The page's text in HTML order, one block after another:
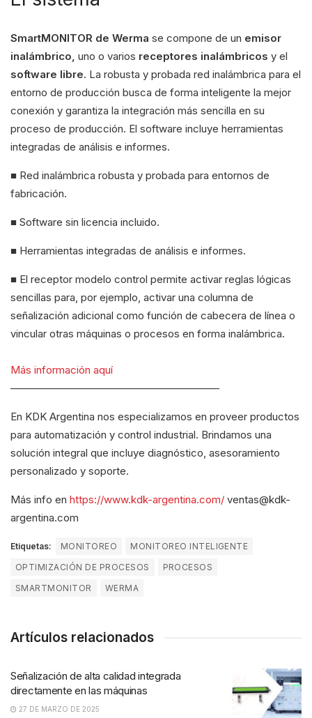
SmartMONITOR de Werma se compone de un emisor
inalámbrico, uno o varios receptores inalámbricos y el
software libre. La robusta y probada red inalámbrica para el
entorno de producción busca de forma inteligente la mejor
conexión y garantiza la integración más sencilla en su
proceso de producción. El software incluye herramientas
integradas de análisis e informes.
■ Red inalámbrica robusta y probada para entornos de
fabricación.
■ Software sin licencia incluido.
■ Herramientas integradas de análisis e informes.
■ El receptor modelo control permite activar reglas lógicas
sencillas para, por ejemplo, activar una columna de
señalización adicional como función de cabecera de línea o
vincular otras máquinas o procesos en forma inalámbrica.
Más información aquí
————————————————————
En KDK Argentina nos especializamos en proveer productos
para automatización y control industrial. Brindamos una
solución integral que incluye diagnóstico, asesoramiento
personalizado y soporte.
Más info en https://www.kdk-argentina.com/ ventas@kdk-
argentina.com
Etiquetas: MONITOREO
MONITOREO INTELIGENTE
OPTIMIZACIÓN DE PROCESOS
PROCESOS
SMARTMONITOR
WERMA
Artículos relacionados
Señalización de alta calidad integrada
directamente en las máquinas
27 DE MARZO DE 2025